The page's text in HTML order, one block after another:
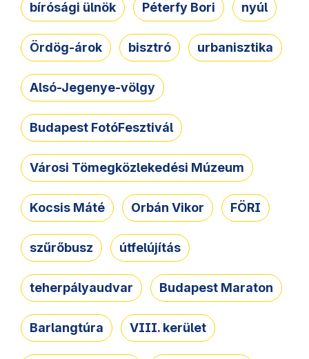
bírósági ülnök Péterfy Bori nyúl
Ördög-árok bisztró urbanisztika
Alsó-Jegenye-völgy
Budapest FotóFesztivál
Városi Tömegközlekedési Múzeum
Kocsis Máté Orbán Vikor FÖRI
szűrőbusz útfelújítás
teherpályaudvar Budapest Maraton
Barlangtúra VIII. kerület